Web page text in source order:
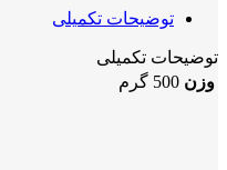
توضیحات تکمیلی
توضیحات تکمیلی
وزن 500 گرم